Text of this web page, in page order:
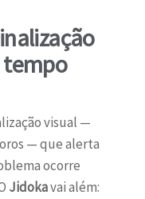
tempo
visual —
— que alerta
ocorre
Jidokavai além: